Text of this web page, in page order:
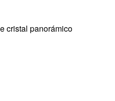
cristal panorámico